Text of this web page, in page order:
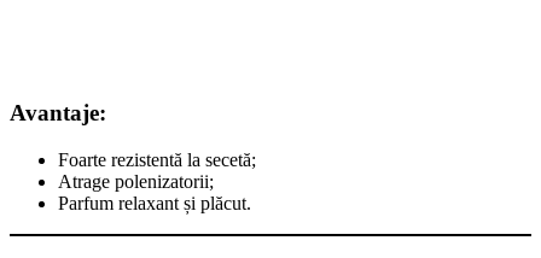
Avantaje:
Foarte rezistentă la secetă;
Atrage polenizatorii;
Parfum relaxant și plăcut.